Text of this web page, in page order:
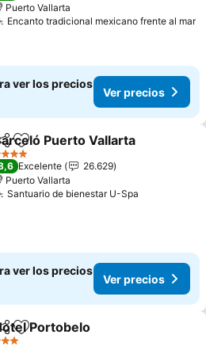
Puerto Vallarta
Encanto tradicional mexicano frente al mar
ver los precios
Ver precios
Añadir a favoritos
Puerto Vallarta
Excelente
26.629
Puerto Vallarta
Santuario de bienestar U-Spa
ver los precios
Ver precios
Añadir a favoritos
Portobelo